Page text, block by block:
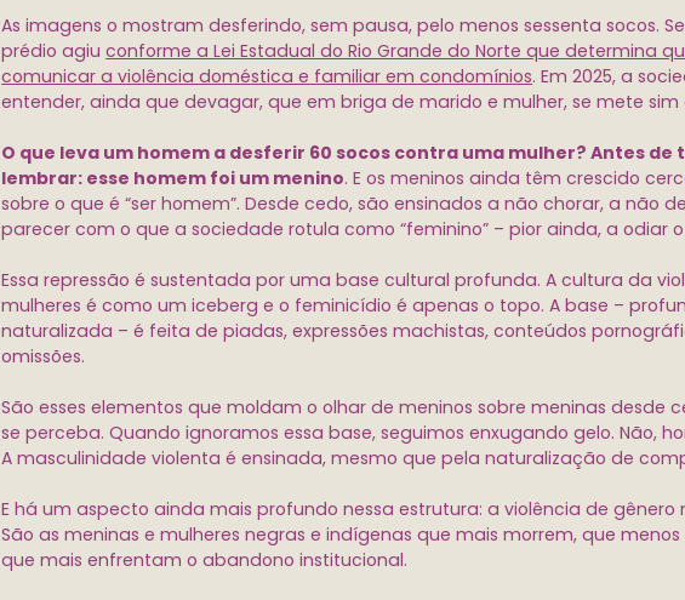
As imagens o mostram desferindo, sem pausa, pelo menos sessenta socos.
prédio agiuconforme a Lei Estadual do Rio Grande do Norte que determina
comunicar a violência doméstica e familiar em condomínios. Em 2025, a
entender, ainda que devagar, que em briga de marido e mulher, se mete sim
O que leva um homem a desferir 60 socos contra uma mulher? Antes de
lembrar: esse homem foi um menino. E os meninos ainda têm crescido
sobre o que é “ser homem”. Desde cedo, são ensinados a não chorar, a não
parecer com o que a sociedade rotula como “feminino” – pior ainda, a odiar
Essa repressão é sustentada por uma base cultural profunda. A cultura da
mulheres é como um iceberg e o feminicídio é apenas o topo. A base –
naturalizada – é feita de piadas, expressões machistas, conteúdos
omissões.
São esses elementos que moldam o olhar de meninos sobre meninas desde
se perceba. Quando ignoramos essa base, seguimos enxugando gelo. Não,
A masculinidade violenta é ensinada, mesmo que pela naturalização de
E há um aspecto ainda mais profundo nessa estrutura: a violência de gênero
São as meninas e mulheres negras e indígenas que mais morrem, que
que mais enfrentam o abandono institucional.